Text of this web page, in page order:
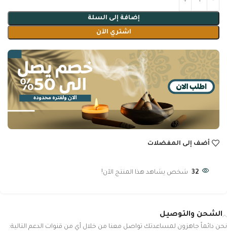
إضافة إلى السلة
اشتري الآن
أضف إلى المفضلات
32 شخص يشاهد هذا المنتج الآن!
الشحن والتوصيل
نحن دائماً جاهزون لمساعدتك تواصل معنا من خلال أي من قنوات الدعم التالية: